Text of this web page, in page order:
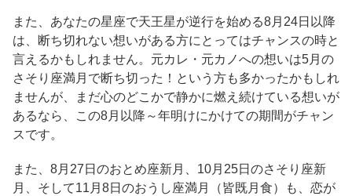
また、あなたの星座で天王星が逆行を始める8月24日以降
は、断ち切れない想いがある方にとってはチャンスの時と
言えるかもしれません。元カレ・元カノへの想いは5月の
さそり座満月で断ち切った！という方も多かったかもしれ
ませんが、まだ心のどこかで静かに燃え続けている想いが
あるなら、この8月以降～年明けにかけての期間がチャン
スです。
また、8月27日のおとめ座新月、10月25日のさそり座新
月、そして11月8日のおうし座満月（皆既月食）も、恋が